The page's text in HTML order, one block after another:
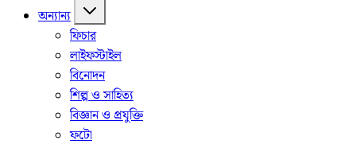
অন্যান্য
ফিচার
লাইফস্টাইল
বিনোদন
শিল্প ও সাহিত্য
বিজ্ঞান ও প্রযুক্তি
ফটো